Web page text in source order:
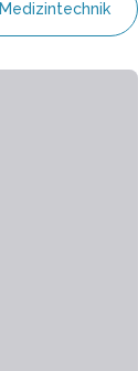
Medizintechnik